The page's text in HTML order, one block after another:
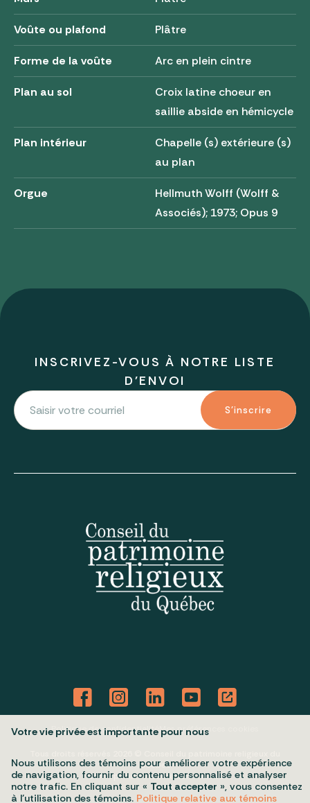
Voûte ou plafond Plâtre
Forme de la voûte Arc en plein cintre
Plan au sol
Croix latine choeur en
saillie abside en hémicycle
Plan intérieur
Chapelle (s) extérieure (s)
au plan
Orgue
Hellmuth Wolff (Wolff &
Associés); 1973; Opus 9
INSCRIVEZ-VOUS À NOTRE LISTE
D'ENVOI
S'inscrire
Politique de confidentialité Mes préférences cookies
Québec
Conception et réalisation :Nubee
Votre vie privée est importante pour nous
Nous utilisons des témoins pour améliorer votre expérience
de navigation, fournir du contenu personnalisé et analyser
notre trafic. En cliquant sur « Tout accepter », vous consentez
à l’utilisation des témoins. Politique relative aux témoins